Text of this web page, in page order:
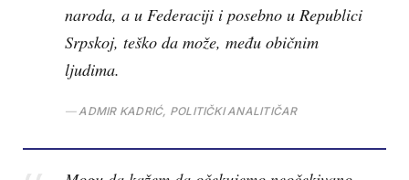
naroda, a u Federaciji i posebno u Republici
Srpskoj, teško da može, među običnim
ljudima.
ADMIR KADRIĆ, POLITIČKI ANALITIČAR